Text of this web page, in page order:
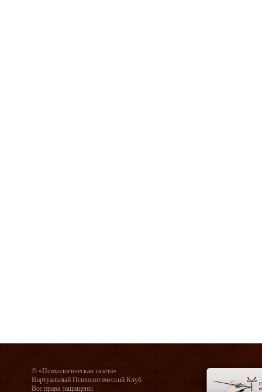
© «Психологическая газета»
Виртуальный Психологический Клуб
Все права защищены